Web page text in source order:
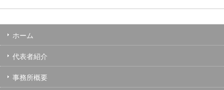
ホーム
代表者紹介
事務所概要